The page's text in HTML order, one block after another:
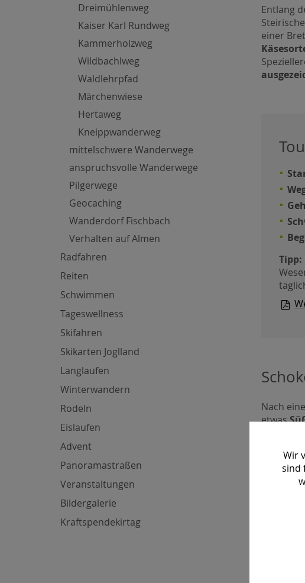
Dreimühlenweg
Kaiser Karl Rundweg
Kammerholzweg
Wildbachlweg
Waldlehrpfad
Märchenwiese
Hertaweg
Kneippwanderweg
mittelschwere Wanderwege
anspruchsvolle Wanderwege
Pilgerwege
Geocaching
Wanderdorf Fischbach
Verhalten auf Almen
Radfahren
Reiten
Schwimmen
Tageswellness
Skifahren
Skikarten Joglland
Langlaufen
Winterwandern
Rodeln
Eislaufen
Advent
Panoramastraßen
Veranstaltungen
Bildergalerie
Kraftspendekirtag
Entlang
Steirische
einer
Tipp:
Nach
etwas
zum
Wir
sind